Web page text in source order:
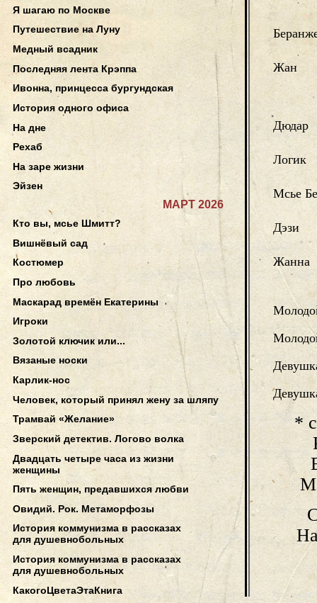
Жан
Дюдар
Логик
Мсье
Дэзи
Жанна
*
Я шагаю по Москве
Путешествие на Луну
Медный всадник
Последняя лента Крэппа
Ивонна, принцесса бургундская
История одного офиса
На дне
Рехаб
На заре жизни
Эйзен
МАРТ 2026
Кто вы, мсье Шмитт?
Вишнёвый сад
Костюмер
Про любовь
Маскарад времён Екатерины
Игроки
Золотой ключик или...
Вязаные носки
Карлик-нос
Человек, который принял жену за шляпу
Трамвай «Желание»
Зверский детектив. Логово волка
Двадцать четыре часа из жизни
женщины
Пять женщин, предавшихся любви
Овидий. Рок. Метаморфозы
История коммунизма в рассказах
для душевнобольных
История коммунизма в рассказах
для душевнобольных
КакогоЦветаЭтаКнига